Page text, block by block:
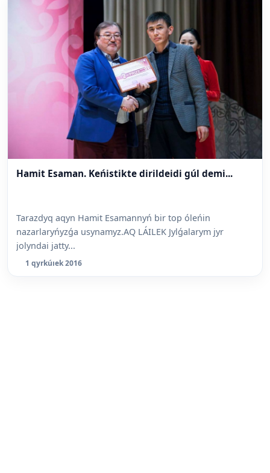
Hamit Esaman. Keńistikte dirildeidi gúl demi...
Tarazdyq aqyn Hamit Esamannyń bir top óleńin
nazarlaryńyzǵa usynamyz.AQ LÁILEK Jylǵalarym jyr
jolyndai jatty...
1 qyrkúıek 2016